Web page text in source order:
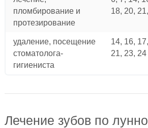
пломбирование и
протезирование
18, 20,
удаление, посещение
стоматолога-
гигиениста
14, 16,
21, 23, 24
Лечение зубов по